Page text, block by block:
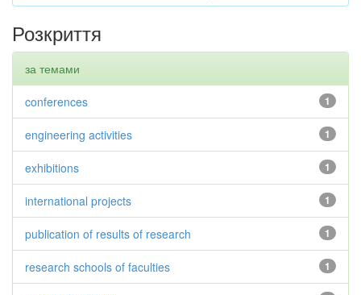
Розкриття
за темами
1
conferences
1
engineering activities
1
exhibitions
1
international projects
1
publication of results of research
1
research schools of faculties